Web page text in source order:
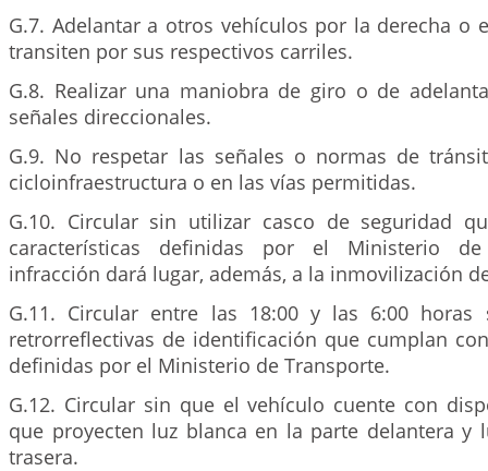
G.7. Adelantar a otros vehículos por la derecha o
transiten por sus respectivos carriles.
G.8. Realizar una maniobra de giro o de
señales direccionales.
G.9. No respetar las señales o normas de
cicloinfraestructura o en las vías permitidas.
G.10. Circular sin utilizar casco de seguridad
características definidas por el Ministerio de
infracción dará lugar, además, a la inmovilización
G.11. Circular entre las 18:00 y las 6:00 horas
retrorreflectivas de identificación que cumplan
definidas por el Ministerio de Transporte.
G.12. Circular sin que el vehículo cuente con
que proyecten luz blanca en la parte delantera y
trasera.